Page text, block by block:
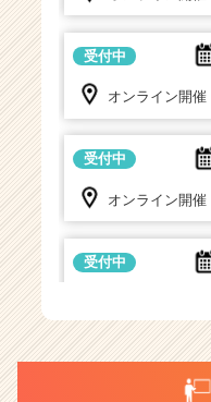
e
a
e
受付中
オンライン開催
受付中
オンライン開催
受付中
受付中